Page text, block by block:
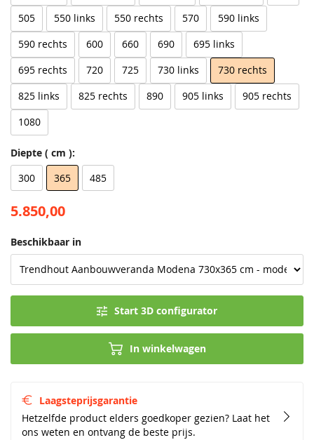
505 550 links 550 rechts 570 590 links
590 rechts 600 660 690 695 links
695 rechts 720 725 730 links 730 rechts
825 links 825 rechts 890 905 links 905 rechts
1080
Diepte ( cm ):
300
365 485
5.850,00
Beschikbaar in
Start 3D configurator
In winkelwagen
Laagsteprijsgarantie
Hetzelfde product elders goedkoper gezien? Laat het
ons weten en ontvang de beste prijs.